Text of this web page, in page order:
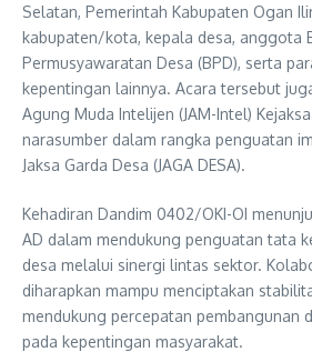
Selatan, Pemerintah Kabupaten Ogan
kabupaten/kota, kepala desa, anggota
Permusyawaratan Desa (BPD), serta
kepentingan lainnya. Acara tersebut
Agung Muda Intelijen (JAM-Intel)
narasumber dalam rangka penguatan
Jaksa Garda Desa (JAGA DESA).
Kehadiran Dandim 0402/OKI-OI
AD dalam mendukung penguatan tata
desa melalui sinergi lintas sektor.
diharapkan mampu menciptakan
mendukung percepatan pembangunan
pada kepentingan masyarakat.